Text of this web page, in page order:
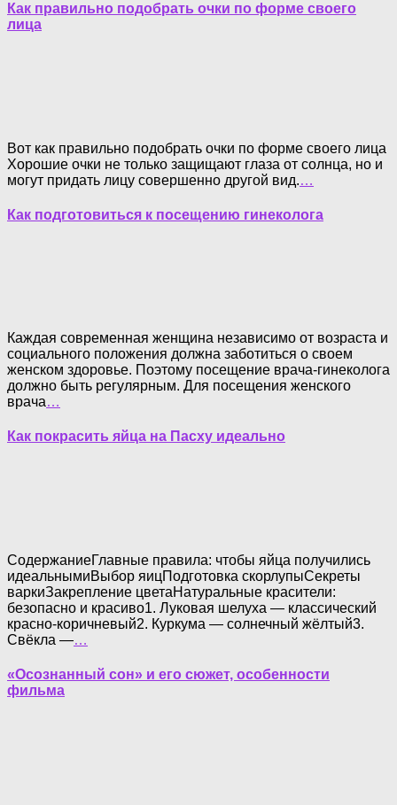
Как правильно подобрать очки по форме своего
лица
Вот как правильно подобрать очки по форме своего лица
Хорошие очки не только защищают глаза от солнца, но и
могут придать лицу совершенно другой вид.…
Как подготовиться к посещению гинеколога
Каждая современная женщина независимо от возраста и
социального положения должна заботиться о своем
женском здоровье. Поэтому посещение врача-гинеколога
должно быть регулярным. Для посещения женского
врача…
Как покрасить яйца на Пасху идеально
СодержаниеГлавные правила: чтобы яйца получились
идеальнымиВыбор яицПодготовка скорлупыСекреты
варкиЗакрепление цветаНатуральные красители:
безопасно и красиво1. Луковая шелуха — классический
красно-коричневый2. Куркума — солнечный жёлтый3.
Свёкла —…
«Осознанный сон» и его сюжет, особенности
фильма